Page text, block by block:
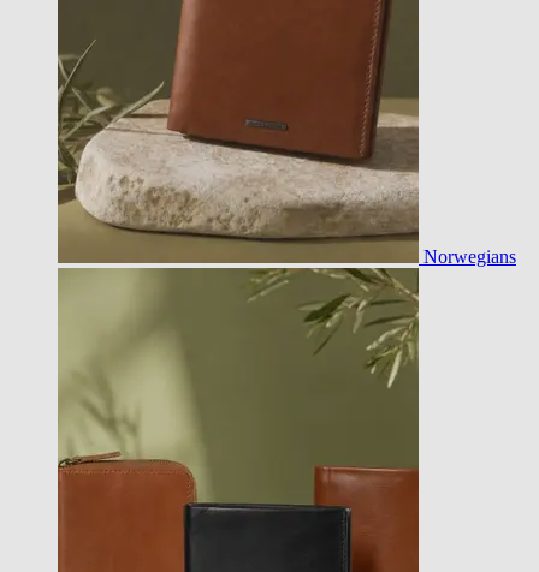
Norwegians